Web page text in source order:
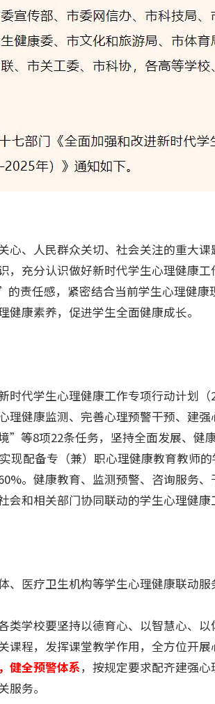
、人民群众关切、社会关注的重大课
，充分认识做好新时代学生心理健康
责任感，紧密结合当前学生心理健康
康素养，促进学生全面健康成长。
代学生心理健康工作专项行动计划
理健康监测、完善心理预警干预、建
”等8项22条任务，坚持全面发展、健
现配备专（兼）职心理健康教育教师
。健康教育、监测预警、咨询服务
和相关部门协同联动的学生心理健康
医疗卫生机构等学生心理健康联动服
学校要坚持以德育心、以智慧心、以
程，发挥课堂教学作用，全方位开展
健全预警体系，按规定要求配齐建强
务。